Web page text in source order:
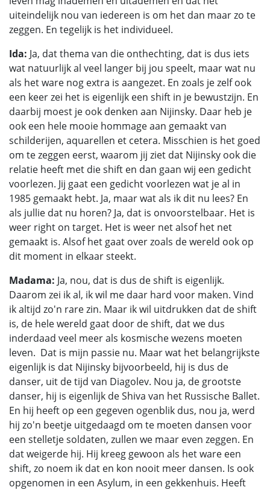
uiteindelijk nou van iedereen is om het dan maar zo te
zeggen. En tegelijk is het individueel.
Ida: Ja, dat thema van die onthechting, dat is dus iets
wat natuurlijk al veel langer bij jou speelt, maar wat nu
als het ware nog extra is aangezet. En zoals je zelf ook
een keer zei het is eigenlijk een shift in je bewustzijn. En
daarbij moest je ook denken aan Nijinsky. Daar heb je
ook een hele mooie hommage aan gemaakt van
schilderijen, aquarellen et cetera. Misschien is het goed
om te zeggen eerst, waarom jij ziet dat Nijinsky ook die
relatie heeft met die shift en dan gaan wij een gedicht
voorlezen. Jij gaat een gedicht voorlezen wat je al in
1985 gemaakt hebt. Ja, maar wat als ik dit nu lees? En
als jullie dat nu horen? Ja, dat is onvoorstelbaar. Het is
weer right on target. Het is weer net alsof het net
gemaakt is. Alsof het gaat over zoals de wereld ook op
dit moment in elkaar steekt.
Madama: Ja, nou, dat is dus de shift is eigenlijk.
Daarom zei ik al, ik wil me daar hard voor maken. Vind
ik altijd zo'n rare zin. Maar ik wil uitdrukken dat de shift
is, de hele wereld gaat door de shift, dat we dus
inderdaad veel meer als kosmische wezens moeten
leven. Dat is mijn passie nu. Maar wat het belangrijkste
eigenlijk is dat Nijinsky bijvoorbeeld, hij is dus de
danser, uit de tijd van Diagolev. Nou ja, de grootste
danser, hij is eigenlijk de Shiva van het Russische Ballet.
En hij heeft op een gegeven ogenblik dus, nou ja, werd
hij zo'n beetje uitgedaagd om te moeten dansen voor
een stelletje soldaten, zullen we maar even zeggen. En
dat weigerde hij. Hij kreeg gewoon als het ware een
shift, zo noem ik dat en kon nooit meer dansen. Is ook
opgenomen in een Asylum, in een gekkenhuis. Heeft